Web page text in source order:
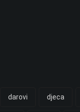
darovi djeca